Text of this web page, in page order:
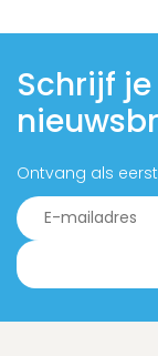
Schrijf
Ontvang als